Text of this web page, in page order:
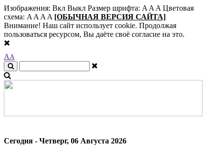
Изображения: Вкл Выкл Размер шрифта: A A A Цветовая
схема: A A A A [ОБЫЧНАЯ ВЕРСИЯ САЙТА]
Внимание! Наш сайт использует cookie. Продолжая
пользоваться ресурсом, Вы даёте своё согласие на это.
AA
Сегодня - Четверг, 06 Августа 2026